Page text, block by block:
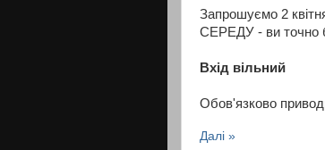
Запрошуємо 2
СЕРЕДУ - ви точно
Вхід вільний
Обов'язково
Далі »